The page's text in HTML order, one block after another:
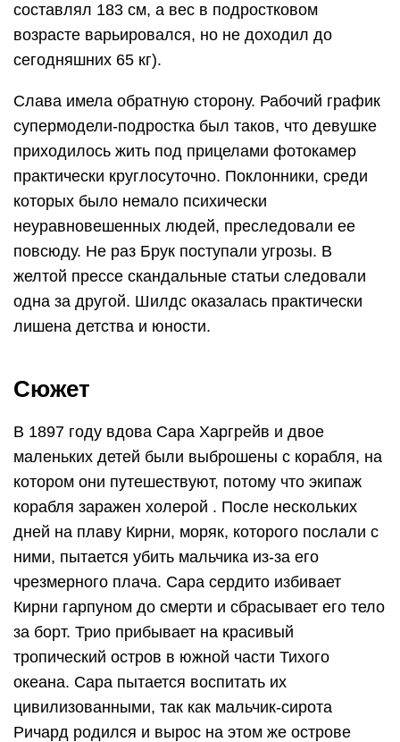
составлял 183 см, а вес в подростковом
возрасте варьировался, но не доходил до
сегодняшних 65 кг).
Слава имела обратную сторону. Рабочий график
супермодели-подростка был таков, что девушке
приходилось жить под прицелами фотокамер
практически круглосуточно. Поклонники, среди
которых было немало психически
неуравновешенных людей, преследовали ее
повсюду. Не раз Брук поступали угрозы. В
желтой прессе скандальные статьи следовали
одна за другой. Шилдс оказалась практически
лишена детства и юности.
Сюжет
В 1897 году вдова Сара Харгрейв и двое
маленьких детей были выброшены с корабля, на
котором они путешествуют, потому что экипаж
корабля заражен холерой . После нескольких
дней на плаву Кирни, моряк, которого послали с
ними, пытается убить мальчика из-за его
чрезмерного плача. Сара сердито избивает
Кирни гарпуном до смерти и сбрасывает его тело
за борт. Трио прибывает на красивый
тропический остров в южной части Тихого
океана. Сара пытается воспитать их
цивилизованными, так как мальчик-сирота
Ричард родился и вырос на этом же острове